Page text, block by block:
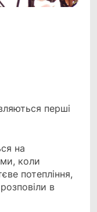
перші
на
коли
потепління,
в